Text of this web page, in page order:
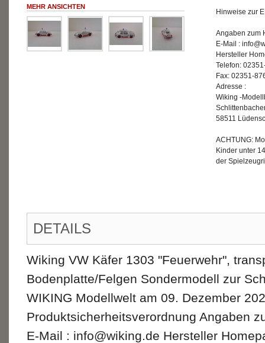
Hinweise zur
Angaben zum
E-Mail :
Hersteller
Telefon:
Fax: 02351-
Adresse :
Wiking -
58511
ACHTUNG:
Kinder unter
der
MEHR ANSICHTEN
DETAILS
Wiking VW Käfer 1303 "Feuerwehr",
Bodenplatte/Felgen Sondermodell zur
WIKING Modellwelt am 09. Dezember
Produktsicherheitsverordnung Angaben
E-Mail : info@wiking.de Hersteller